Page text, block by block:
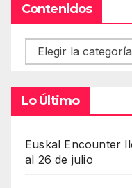
Contenidos
Contenidos
Lo Último
Euskal Encounter
al 26 de julio